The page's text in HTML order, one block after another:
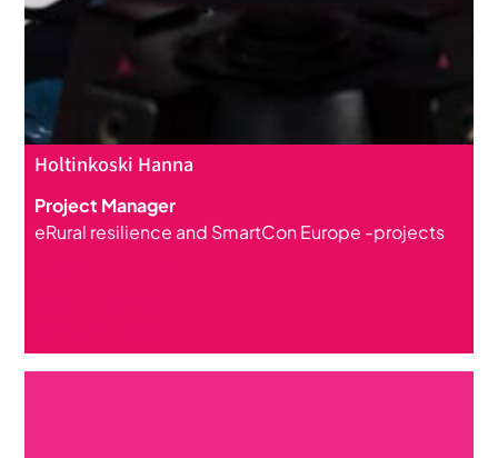
Holtinkoski Hanna
Project Manager
eRural resilience and SmartCon Europe -projects